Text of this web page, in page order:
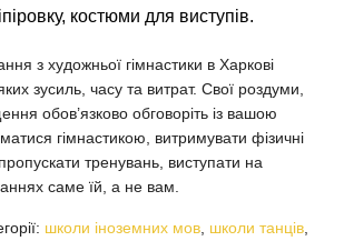
костюми для виступів.
з художньої гімнастики в Харкові
зусиль, часу та витрат. Свої роздуми,
обов’язково обговоріть із вашою
гімнастикою, витримувати фізичні
тренувань, виступати на
саме їй, а не вам.
школи іноземних мов школи танців